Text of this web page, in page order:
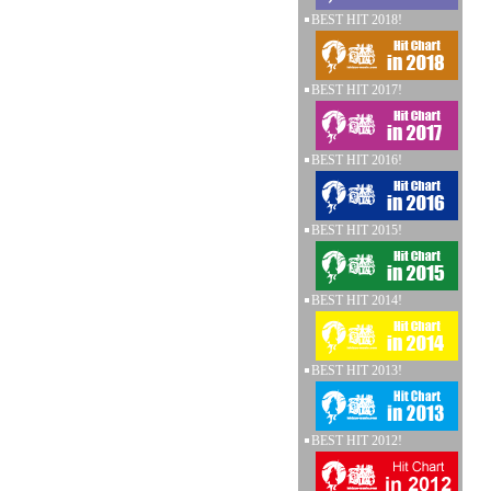
BEST HIT 2018!
BEST HIT 2017!
BEST HIT 2016!
BEST HIT 2015!
BEST HIT 2014!
BEST HIT 2013!
BEST HIT 2012!